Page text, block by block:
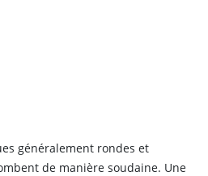
généralement rondes et
de manière soudaine. Une